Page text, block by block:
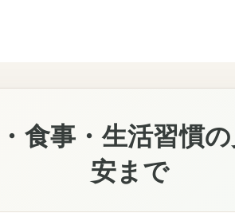
食事・生活習慣
安まで